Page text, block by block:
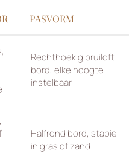
PASVORM
Rechthoekig bruiloft
bord, elke hoogte
instelbaar
Halfrond bord, stabiel
in gras of zand